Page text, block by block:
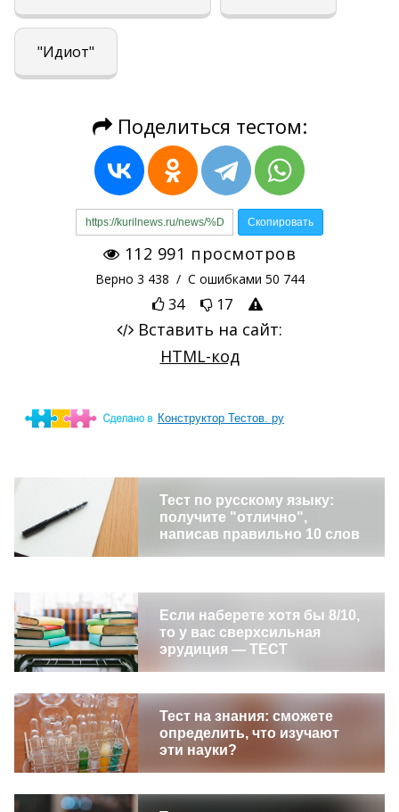
Конструктор Тестов. ру
Тест по русскому языку:
получите "отлично",
написав правильно 10 слов
Если наберете хотя бы 8/10,
то у вас сверхсильная
эрудиция — ТЕСТ
Тест на знания: сможете
определить, что изучают
эти науки?